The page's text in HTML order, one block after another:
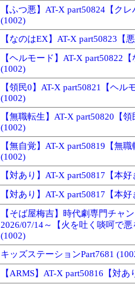
【ふつ悪】AT-X part50824【ク
(1002)
【なのはEX】AT-X part50823【
【ヘルモード】AT-X part50822
(1002)
【領民0】AT-X part50821【ヘル
(1002)
【無職転生】AT-X part50820【領
(1002)
【無自覚】AT-X part50819【無
(1002)
【対あり】AT-X part50817【本
【対あり】AT-X part50817【本
【そば屋梅吉】時代劇専門チャ
2026/07/14～【火を吐く啖呵で
(1002)
キッズステーションPart7681
【ARMS】AT-X part50816【対あ